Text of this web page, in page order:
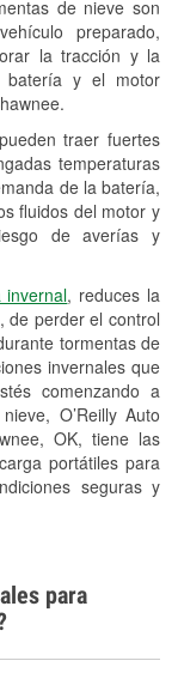
de nieve son
preparado,
la tracción y la
batería y el motor
traer fuertes
temperaturas
de la batería,
fluidos del motor y
de averías y
, reduces la
de perder el control
tormentas de
invernales que
comenzando a
O’Reilly Auto
OK, tiene las
portátiles para
seguras y
de
para